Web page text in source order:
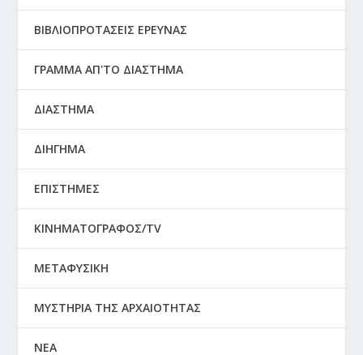
ΒΙΒΛΙΟΠΡΟΤΑΣΕΙΣ ΕΡΕΥΝΑΣ
ΓΡΑΜΜΑ ΑΠ'ΤΟ ΔΙΑΣΤΗΜΑ
ΔΙΑΣΤΗΜΑ
ΔΙΗΓΗΜΑ
ΕΠΙΣΤΗΜΕΣ
ΚΙΝΗΜΑΤΟΓΡΑΦΟΣ/TV
ΜΕΤΑΦΥΣΙΚΗ
ΜΥΣΤΗΡΙΑ ΤΗΣ ΑΡΧΑΙΟΤΗΤΑΣ
ΝΕΑ